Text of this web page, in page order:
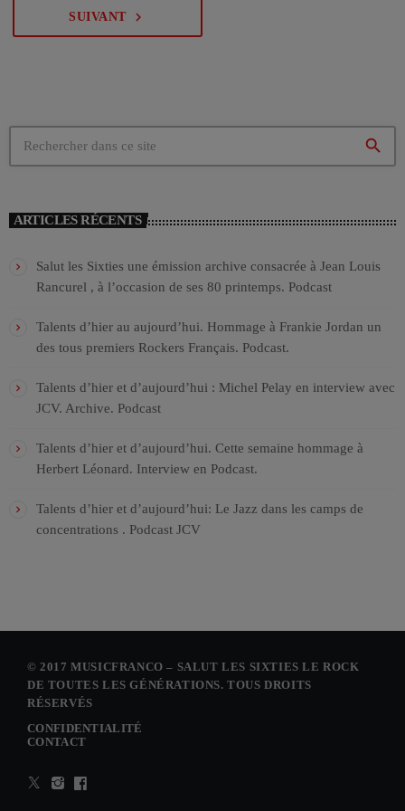
SUIVANT navigate_next
search
ARTICLES RÉCENTS
Salut les Sixties une émission archive consacrée à Jean Louis
Rancurel , à l’occasion de ses 80 printemps. Podcast
Talents d’hier au aujourd’hui. Hommage à Frankie Jordan un
des tous premiers Rockers Français. Podcast.
Talents d’hier et d’aujourd’hui : Michel Pelay en interview avec
JCV. Archive. Podcast
Talents d’hier et d’aujourd’hui. Cette semaine hommage à
Herbert Léonard. Interview en Podcast.
Talents d’hier et d’aujourd’hui: Le Jazz dans les camps de
concentrations . Podcast JCV
© 2017 MUSICFRANCO – SALUT LES SIXTIES LE ROCK
DE TOUTES LES GÉNÉRATIONS. TOUS DROITS
RÉSERVÉS
CONFIDENTIALITÉ
CONTACT